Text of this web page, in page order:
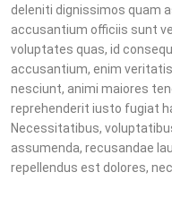
deleniti dignissimos quam
accusantium officiis sunt
voluptates quas, id
accusantium, enim
nesciunt, animi maiores
reprehenderit iusto fugiat
Necessitatibus,
assumenda, recusandae
repellendus est dolores,